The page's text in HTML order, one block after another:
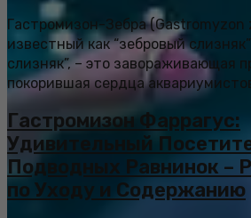
Гастромизон-Зебра (Gastromyzon
известный как “зебровый
слизняк”, – это завораживающая
покорившая сердца
Гастромизон Фаррагус:
Удивительный
Подводных Равнинок –
по Уходу и Содержанию